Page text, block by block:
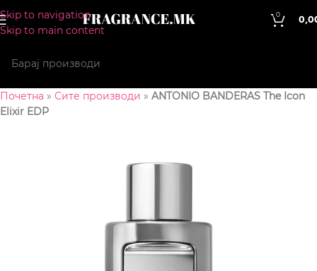
Skip to navigation
Skip to main content
0
Почетна » Сите производи » ANTONIO BANDERAS The Icon
Elixir EDP